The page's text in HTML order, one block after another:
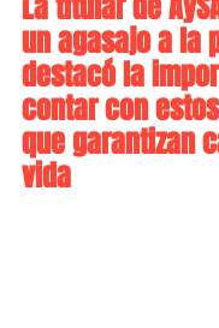
un agasajo a la
destacó la
contar con
que garantizan
vida